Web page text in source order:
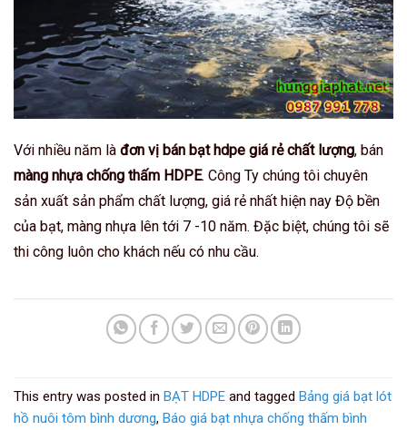
Với nhiều năm là đơn vị bán bạt hdpe giá rẻ chất lượng, bán
màng nhựa chống thấm HDPE. Công Ty chúng tôi chuyên
sản xuất sản phẩm chất lượng, giá rẻ nhất hiện nay Độ bền
của bạt, màng nhựa lên tới 7 -10 năm. Đặc biệt, chúng tôi sẽ
thi công luôn cho khách nếu có nhu cầu.
This entry was posted in BẠT HDPE and tagged Bảng giá bạt lót
hồ nuôi tôm bình dương, Báo giá bạt nhựa chống thấm bình